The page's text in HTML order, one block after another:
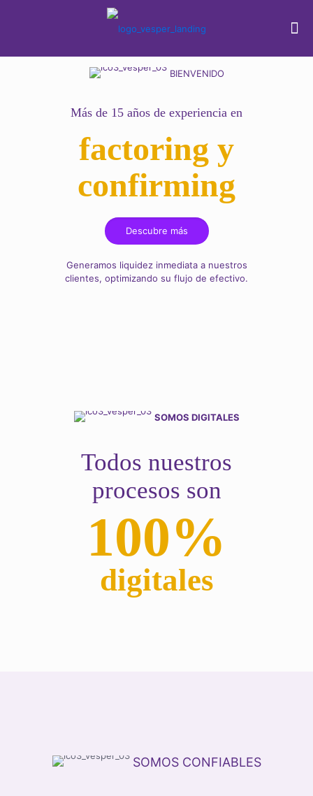
BIENVENIDO
Más de 15 años de experiencia en
factoring y
confirming
Descubre más
Generamos liquidez inmediata a nuestros
clientes, optimizando su flujo de efectivo.
SOMOS DIGITALES
Todos nuestros
procesos son
100%
digitales
SOMOS CONFIABLES